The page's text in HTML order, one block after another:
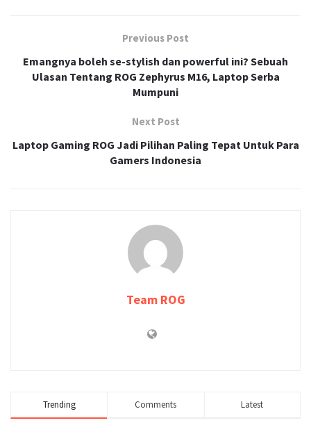
Previous Post
Emangnya boleh se-stylish dan powerful ini? Sebuah
Ulasan Tentang ROG Zephyrus M16, Laptop Serba
Mumpuni
Next Post
Laptop Gaming ROG Jadi Pilihan Paling Tepat Untuk Para
Gamers Indonesia
Team ROG
Trending Comments Latest